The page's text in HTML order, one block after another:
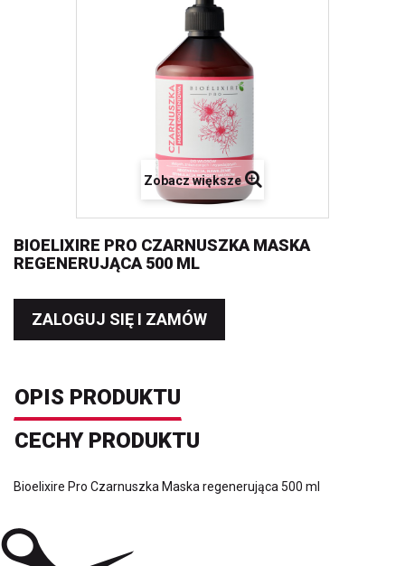
Zobacz większe
BIOELIXIRE PRO CZARNUSZKA MASKA
REGENERUJĄCA 500 ML
ZALOGUJ SIĘ I ZAMÓW
OPIS PRODUKTU
CECHY PRODUKTU
Bioelixire Pro Czarnuszka Maska regenerująca 500 ml